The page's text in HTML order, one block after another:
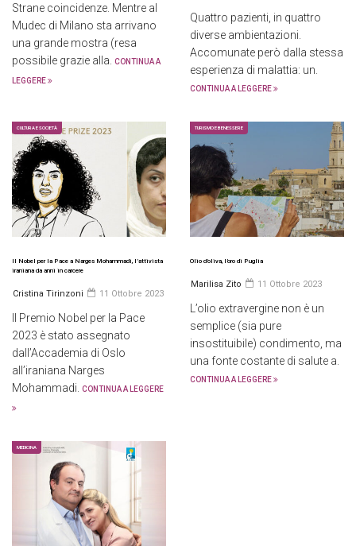
Strane coincidenze. Mentre al
Mudec di Milano sta arrivano
una grande mostra (resa
possibile grazie alla.
CONTINUA A
LEGGERE
Quattro pazienti, in quattro
diverse ambientazioni.
Accomunate però dalla stessa
esperienza di malattia: un.
CONTINUA A LEGGERE
CULTURA E SOCIETÀ
Il Nobel per la Pace a Narges Mohammadi, l’attivista
iraniana da anni in carcere
Cristina Tirinzoni 11 Ottobre 2023
Il Premio Nobel per la Pace
2023 è stato assegnato
dall’Accademia di Oslo
all’iraniana Narges
Mohammadi.
CONTINUA A LEGGERE
TURISMO E BENESSERE
Olio d’oliva, l’oro di Puglia
Marilisa Zito 11 Ottobre 2023
L’olio extravergine non è un
semplice (sia pure
insostituibile) condimento, ma
una fonte costante di salute a.
CONTINUA A LEGGERE
MEDICINA